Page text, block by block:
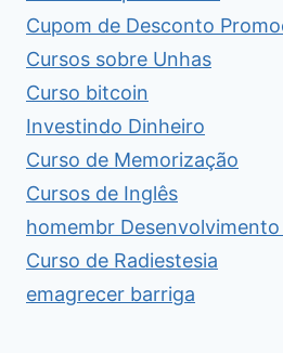
Cupom de Desconto
Cursos sobre Unhas
Curso bitcoin
Investindo Dinheiro
Curso de Memorização
Cursos de Inglês
homembr Desenvolvimento
Curso de Radiestesia
emagrecer barriga